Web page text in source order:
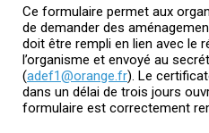
Ce formulaire permet aux
de demander des
doit être rempli en lien avec le
l’organisme et envoyé au
(adef1@orange.fr). Le
dans un délai de trois jours
formulaire est correctement